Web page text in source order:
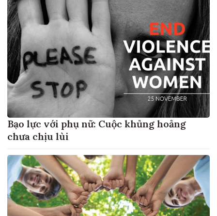
Bạo lực với phụ nữ: Cuộc khủng hoảng
chưa chịu lùi